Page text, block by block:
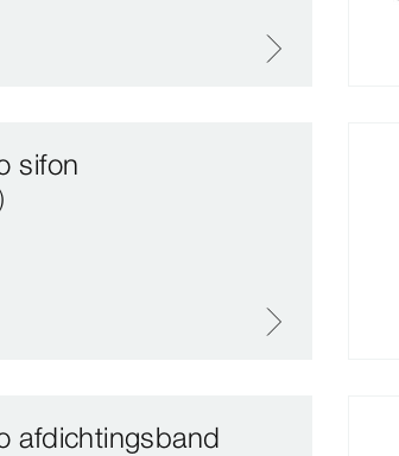
sifon
afdichtingsband